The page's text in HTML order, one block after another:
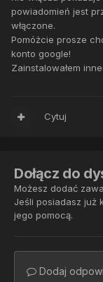
powiadomień jest
włączone.
Pomóżcie prosze
konto google!
Zainstalowałem
Cytuj
Dołącz do
Możesz dodać
Jeśli posiadasz już
jego pomocą.
Dodaj